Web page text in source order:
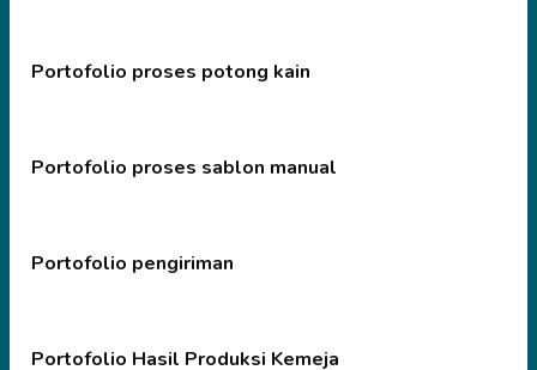
Portofolio proses potong kain
Portofolio proses sablon manual
Portofolio pengiriman
Portofolio Hasil Produksi Kemeja